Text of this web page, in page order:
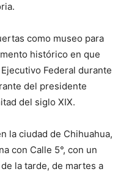
como museo para
histórico en que
Federal durante
del presidente
del siglo XIX.
la ciudad de Chihuahua,
con Calle 5°, con un
la tarde, de martes a